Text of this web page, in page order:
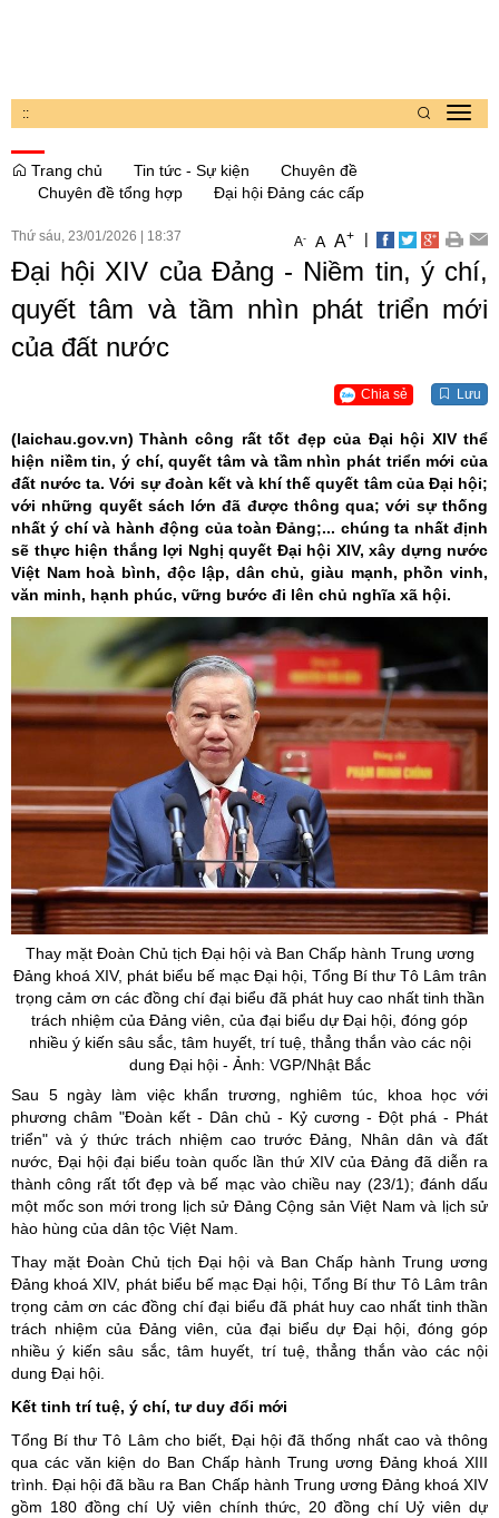
::
Trang chủ
Tin tức - Sự kiện
Chuyên đề
Chuyên đề tổng hợp
Đại hội Đảng các cấp
Thứ sáu, 23/01/2026 18:37 A- A A+ |
Đại hội XIV của Đảng - Niềm tin, ý chí,
quyết tâm và tầm nhìn phát triển mới
của đất nước
Chia sẻ Lưu
(laichau.gov.vn) Thành công rất tốt đẹp của Đại hội XIV thể
hiện niềm tin, ý chí, quyết tâm và tầm nhìn phát triển mới của
đất nước ta. Với sự đoàn kết và khí thế quyết tâm của Đại hội;
với những quyết sách lớn đã được thông qua; với sự thống
nhất ý chí và hành động của toàn Đảng;... chúng ta nhất định
sẽ thực hiện thắng lợi Nghị quyết Đại hội XIV, xây dựng nước
Việt Nam hoà bình, độc lập, dân chủ, giàu mạnh, phồn vinh,
văn minh, hạnh phúc, vững bước đi lên chủ nghĩa xã hội.
Thay mặt Đoàn Chủ tịch Đại hội và Ban Chấp hành Trung ương
Đảng khoá XIV, phát biểu bế mạc Đại hội, Tổng Bí thư Tô Lâm trân
trọng cảm ơn các đồng chí đại biểu đã phát huy cao nhất tinh thần
trách nhiệm của Đảng viên, của đại biểu dự Đại hội, đóng góp
nhiều ý kiến sâu sắc, tâm huyết, trí tuệ, thẳng thắn vào các nội
dung Đại hội - Ảnh: VGP/Nhật Bắc
Sau 5 ngày làm việc khẩn trương, nghiêm túc, khoa học với
phương châm "Đoàn kết - Dân chủ - Kỷ cương - Đột phá - Phát
triển" và ý thức trách nhiệm cao trước Đảng, Nhân dân và đất
nước, Đại hội đại biểu toàn quốc lần thứ XIV của Đảng đã diễn ra
thành công rất tốt đẹp và bế mạc vào chiều nay (23/1); đánh dấu
một mốc son mới trong lịch sử Đảng Cộng sản Việt Nam và lịch sử
hào hùng của dân tộc Việt Nam.
Thay mặt Đoàn Chủ tịch Đại hội và Ban Chấp hành Trung ương
Đảng khoá XIV, phát biểu bế mạc Đại hội, Tổng Bí thư Tô Lâm trân
trọng cảm ơn các đồng chí đại biểu đã phát huy cao nhất tinh thần
trách nhiệm của Đảng viên, của đại biểu dự Đại hội, đóng góp
nhiều ý kiến sâu sắc, tâm huyết, trí tuệ, thẳng thắn vào các nội
dung Đại hội.
Kết tinh trí tuệ, ý chí, tư duy đổi mới
Tổng Bí thư Tô Lâm cho biết, Đại hội đã thống nhất cao và thông
qua các văn kiện do Ban Chấp hành Trung ương Đảng khoá XIII
trình. Đại hội đã bầu ra Ban Chấp hành Trung ương Đảng khoá XIV
gồm 180 đồng chí Uỷ viên chính thức, 20 đồng chí Uỷ viên dự